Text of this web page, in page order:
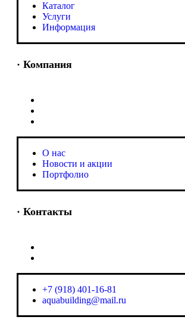
Каталог
Услуги
Информация
· Компания
O нас
Новости и акции
Портфолио
· Контакты
+7 (918) 401-16-81
aquabuilding@mail.ru